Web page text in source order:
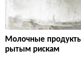
Молочные
рытым рискам